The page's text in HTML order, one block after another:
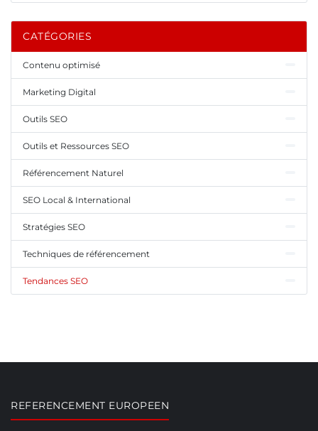
CATÉGORIES
Contenu optimisé
Marketing Digital
Outils SEO
Outils et Ressources SEO
Référencement Naturel
SEO Local & International
Stratégies SEO
Techniques de référencement
Tendances SEO
REFERENCEMENT EUROPEEN